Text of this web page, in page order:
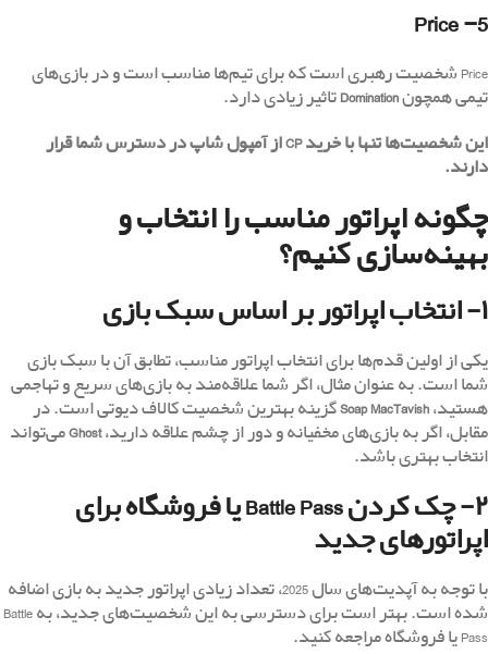
5- Price
Price شخصیت رهبری است که برای تیم‌ها مناسب است و در بازی‌های
تیمی همچونDominationتاثیر زیادی دارد.
این شخصیت‌ها تنها با خریدCP
از آمپول شاپ در دسترس شما قرار
دارند.
چگونه اپراتور مناسب را انتخاب و
بهینه‌سازی کنیم؟
۱- انتخاب اپراتور بر اساس سبک بازی
یکی از اولین قدم‌ها برای انتخاب اپراتور مناسب، تطابق آن با سبک بازی
شما است. به عنوان مثال، اگر شما علاقه‌مند به بازی‌های سریع و تهاجمی
هستید،Soap MacTavishگزینه بهترین شخصیت‌ کالاف دیوتی است. در
مقابل، اگر به بازی‌های مخفیانه و دور از چشم علاقه دارید،Ghostمی‌تواند
انتخاب بهتری باشد.
۲- چک کردن Battle Pass یا فروشگاه برای
اپراتورهای جدید
با توجه به آپدیت‌های سال 2025، تعداد زیادی اپراتور جدید به بازی اضافه
شده است. بهتر است برای دسترسی به این شخصیت‌های جدید، به Battle
Pass یا فروشگاه مراجعه کنید.